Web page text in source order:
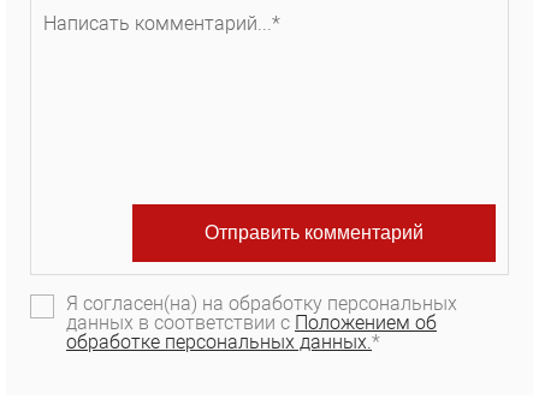
Я согласен(на) на обработку персональных
данных в соответствии с Положением об
обработке персональных данных.*